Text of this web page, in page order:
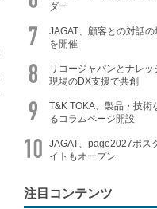
ダー
JAGAT、顧客との対話
を開催
リコージャパンとナレ
現場のDX支援で共創
T&K TOKA、製品・技術
るコラムページ開設
JAGAT、page2027ポス
イトもオープン
注目コンテンツ